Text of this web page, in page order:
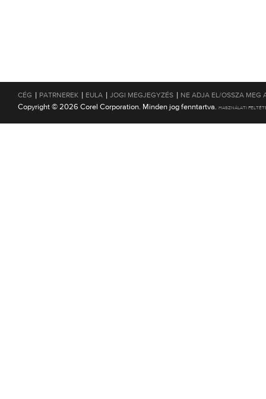
CÉG | PATRNEREK | EULA | JOGI MEGJEGYZÉS | NE ADJA EL/OSSZA MEG
Copyright © 2026 Corel Corporation. Minden jog fenntartva. HASZNÁLATI